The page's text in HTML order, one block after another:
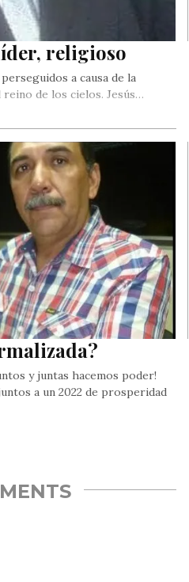
religioso
a causa de la
de los cielos. Jesús…
y juntas hacemos poder!
a un 2022 de prosperidad